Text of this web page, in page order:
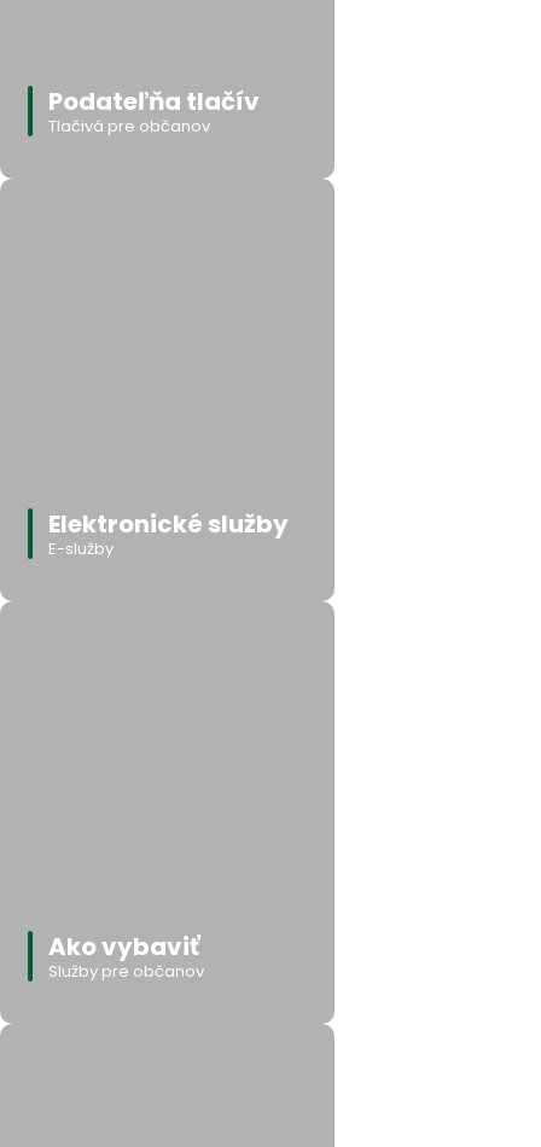
Podateľňa tlačív
Tlačivá pre občanov
Elektronické služby
E-služby
Ako vybaviť
Služby pre občanov